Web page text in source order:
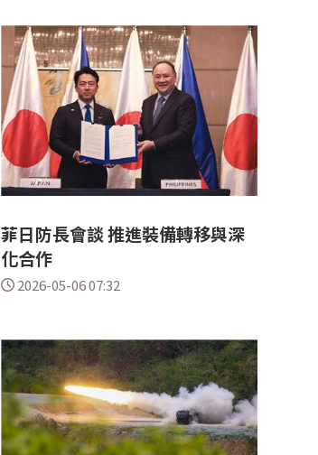
菲日防長會談 推進裝備轉移與深
化合作
2026-05-06 07:32